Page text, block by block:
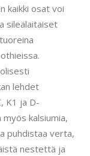
kaikki osat voi
sileälaitaiset
lehdet
K1 ja D-
myös kalsiumia,
puhdistaa verta,
nestettä ja